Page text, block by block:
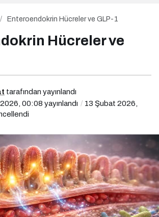
Enteroendokrin Hücreler ve GLP-1
Hücreler ve
tarafından yayınlandı
00:08 yayınlandı
13 Şubat 2026,